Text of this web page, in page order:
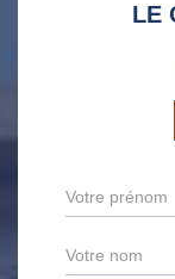
LE